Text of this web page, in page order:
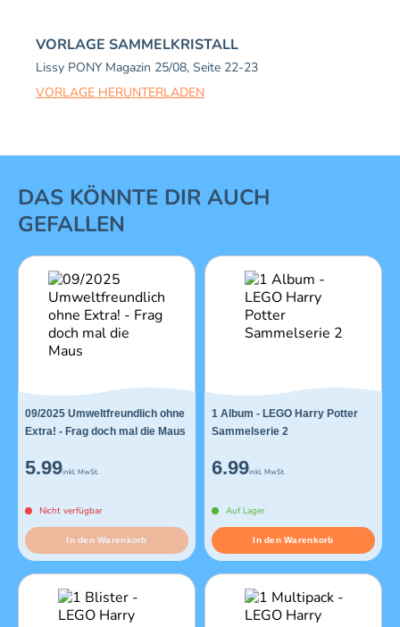
VORLAGE SAMMELKRISTALL
Lissy PONY Magazin 25/08, Seite 22-23
VORLAGE HERUNTERLADEN
1 von 16
DAS KÖNNTE DIR AUCH
GEFALLEN
09/2025 Umweltfreundlich ohne
Extra! - Frag doch mal die Maus
5.99inkl. MwSt.
Nicht verfügbar
In den Warenkorb
1 Album - LEGO Harry Potter
Sammelserie 2
6.99inkl. MwSt.
Auf Lager
In den Warenkorb